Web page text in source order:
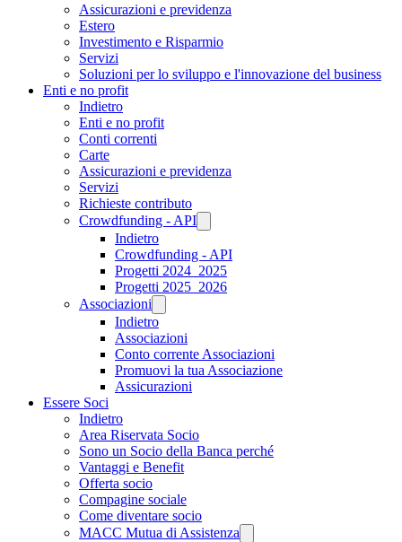
Assicurazioni e previdenza
Estero
Investimento e Risparmio
Servizi
Soluzioni per lo sviluppo e l'innovazione del business
Enti e no profit
Indietro
Enti e no profit
Conti correnti
Carte
Assicurazioni e previdenza
Servizi
Richieste contributo
Crowdfunding - API
Indietro
Crowdfunding - API
Progetti 2024_2025
Progetti 2025_2026
Associazioni
Indietro
Associazioni
Conto corrente Associazioni
Promuovi la tua Associazione
Assicurazioni
Essere Soci
Indietro
Area Riservata Socio
Sono un Socio della Banca perché
Vantaggi e Benefit
Offerta socio
Compagine sociale
Come diventare socio
MACC Mutua di Assistenza